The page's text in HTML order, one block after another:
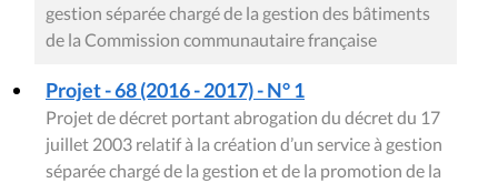
gestion séparée chargé de la gestion des bâtiments
de la Commission communautaire française
Projet - 68 (2016 - 2017) - N° 1
Projet de décret portant abrogation du décret du 17
juillet 2003 relatif à la création d’un service à gestion
séparée chargé de la gestion et de la promotion de la